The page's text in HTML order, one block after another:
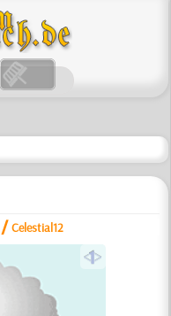
/Celestial12
a